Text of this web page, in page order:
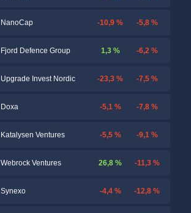
NanoCap -10,9 % -5,8 %
Fjord Defence Group 1,3 % -6,2 %
Upgrade Invest Nordic -23,3 % -7,5 %
Doxa -5,1 % -7,8 %
Katalysen Ventures -5,5 % -9,1 %
Webrock Ventures 26,8 % -11,3 %
Synexo -4,4 % -12,8 %